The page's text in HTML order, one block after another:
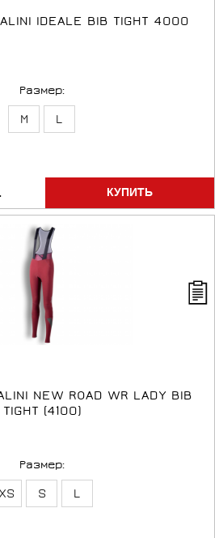
IDEALE BIB TIGHT 4000
Размер:
M L
NEW ROAD WR LADY BIB
TIGHT (4100)
Размер:
XS S L